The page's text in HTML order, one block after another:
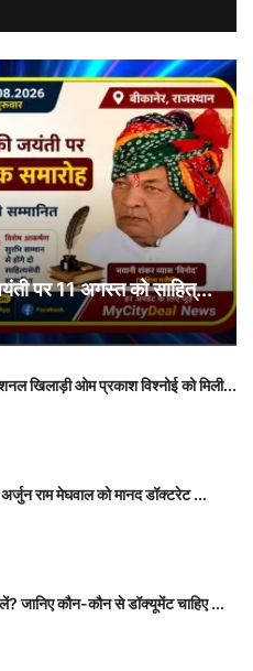
पर 11 अगस्त को साहित्...
खिलाड़ी ओम प्रकाश विश्नोई को मिली...
राम मेघवाल को मानद डॉक्टरेट ...
जानिए कौन-कौन से डॉक्यूमेंट चाहिए ...